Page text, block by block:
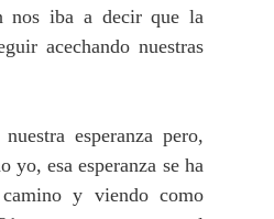
nos iba a decir que la
acechando nuestras
esperanza pero,
yo, esa esperanza se ha
y viendo como